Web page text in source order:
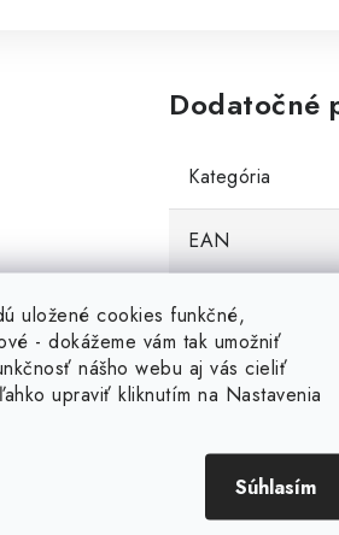
uložené cookies funkčné,
- dokážeme vám tak umožniť
nášho webu aj vás cieliť
upraviť kliknutím na Nastavenia
Súhlasím
Dodatočné
Kategória
EAN
Teplotná odolnosť
Označenie